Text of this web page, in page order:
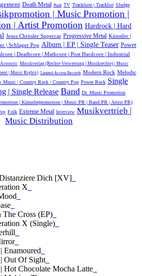
Death Metal Punk TV Trackliste | Tracklist Sludge
| Music Promotion |
| Artist Promotion Hardrock | Hard
Jesus Chrüsler Supercar Progressive Metal Künstler |
| Schlager Pop Album | EP | Single Teaser Power
| Deathcore | Mathcore | Post Hardcore | Industrial
Musikverlag (Rechte-Verwertung | Musikrechte) | Music
| Music Rights) Limited Access Records Modern Rock Melodic
Music | Country Rock | Country Pop Power Rock Single
| Single Release Band Dr. Music Promotion
| Künstlerpromotion | Music PR | Band PR | Artist PR)
Folk Extreme Metal Interview Musikvertrieb |
Music Distribution